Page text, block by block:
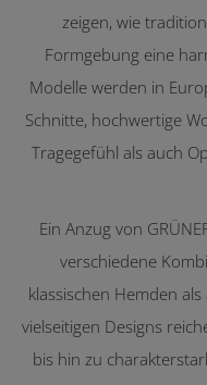
zeigen, wie
Formgebung eine
Modelle werden in
Schnitte, hochwertige
Tragegefühl als auch
Ein Anzug von
verschiedene
klassischen Hemden
vielseitigen Designs
bis hin zu